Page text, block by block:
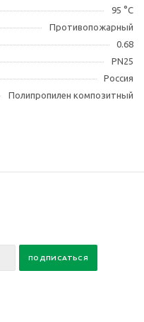
95 °С
Противопожарный
0.68
PN25
Россия
Полипропилен композитный